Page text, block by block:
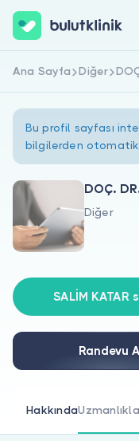
Hakkımızda
Doktorlar için
Hemen Kaydol
Ana Sayfa Diğer
Bu profil sayfası
bilgilerden
DOÇ.
Diğer
SALİM KATAR
Randevu
Hakkında